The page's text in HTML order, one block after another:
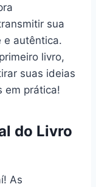
sua
e autêntica.
livro,
suas ideias
em prática!
do Livro
As